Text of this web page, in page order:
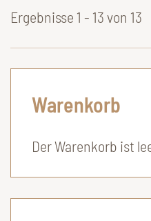
Ergebnisse 1 - 13 von 13
Warenkorb
Der Warenkorb ist